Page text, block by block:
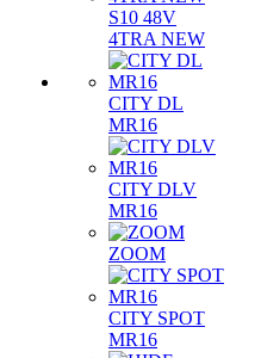
S10 48V
4TRA NEW
CITY DL
MR16
CITY DLV
MR16
ZOOM
CITY SPOT
MR16